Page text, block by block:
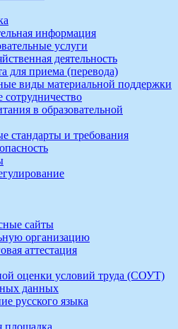
информация
услуги
деятельность
для приема (перевода)
виды материальной поддержки
в образовательной
стандарты и требования
сайты
организацию
аттестация
оценки условий труда (СОУТ)
данных
русского языка
площадка